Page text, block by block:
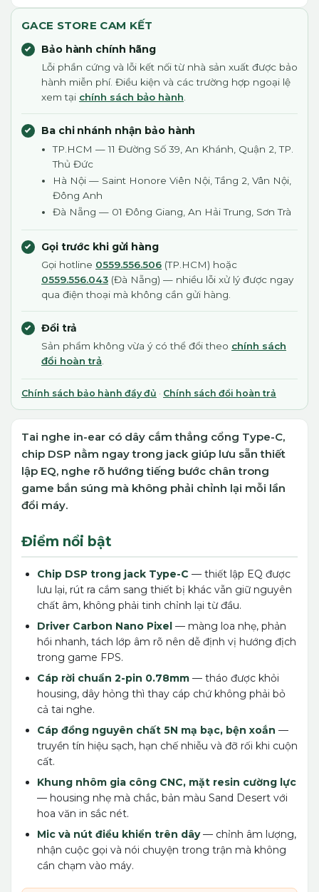
GACE STORE CAM KẾT
Bảo hành chính hãng
Lỗi phần cứng và lỗi kết nối từ nhà sản xuất được bảo
hành miễn phí. Điều kiện và các trường hợp ngoại lệ
xem tại chính sách bảo hành
Ba chi nhánh nhận bảo hành
TP.HCM — 11 Đường Số 39, An Khánh, Quận 2, TP.
Thủ Đức
Hà Nội — Saint Honore Viên Nội, Tầng 2, Vân Nội,
Đông Anh
Đà Nẵng — 01 Đông Giang, An Hải Trung, Sơn Trà
Gọi trước khi gửi hàng
Gọi hotline 0559.556.506 (TP.HCM) hoặc
0559.556.043 (Đà Nẵng) — nhiều lỗi xử lý được ngay
qua điện thoại mà không cần gửi hàng.
Đổi trả
Sản phẩm không vừa ý có thể đổi theo chính sách
đổi hoàn trả
Chính sách bảo hành đầy đủ · Chính sách đổi hoàn trả
Tai nghe in-ear có dây cắm thẳng cổng Type-C,
chip DSP nằm ngay trong jack giúp lưu sẵn thiết
lập EQ, nghe rõ hướng tiếng bước chân trong
game bắn súng mà không phải chỉnh lại mỗi lần
đổi máy.
Điểm nổi bật
Chip DSP trong jack Type-C — thiết lập EQ được
lưu lại, rút ra cắm sang thiết bị khác vẫn giữ nguyên
chất âm, không phải tinh chỉnh lại từ đầu.
Driver Carbon Nano Pixel — màng loa nhẹ, phản
hồi nhanh, tách lớp âm rõ nên dễ định vị hướng địch
trong game FPS.
Cáp rời chuẩn 2-pin 0.78mm — tháo được khỏi
housing, dây hỏng thì thay cáp chứ không phải bỏ
cả tai nghe.
Cáp đồng nguyên chất 5N mạ bạc, bện xoắn —
truyền tín hiệu sạch, hạn chế nhiễu và đỡ rối khi cuộn
cất.
Khung nhôm gia công CNC, mặt resin cường lực
— housing nhẹ mà chắc, bản màu Sand Desert với
hoa văn in sắc nét.
Mic và nút điều khiển trên dây— chỉnh âm lượng,
nhận cuộc gọi và nói chuyện trong trận mà không
cần chạm vào máy.